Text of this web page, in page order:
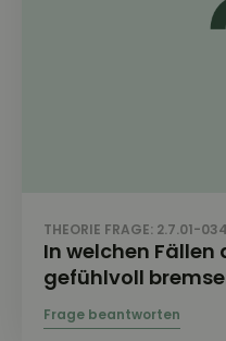
THEORIE FRAGE: 2.7.01-034
In welchen
gefühlvoll